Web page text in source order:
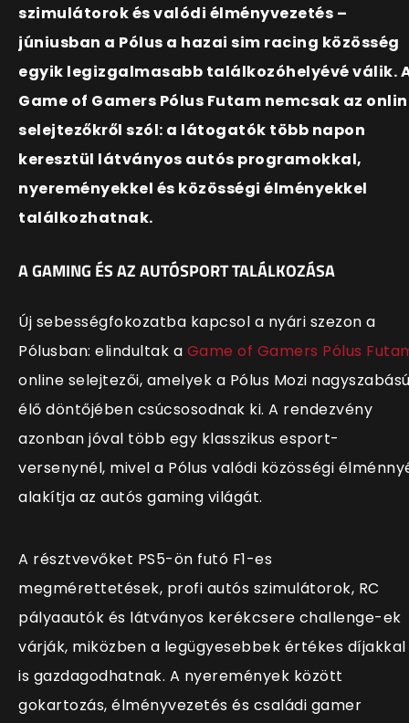
szimulátorok és valódi élményvezetés –
júniusban a Pólus a hazai sim racing közösség
egyik legizgalmasabb találkozóhelyévé válik.
Game of Gamers Pólus Futam nemcsak az
selejtezőkről szól: a látogatók több napon
keresztül látványos autós programokkal,
nyereményekkel és közösségi élményekkel
találkozhatnak.
A GAMING ÉS AZ AUTÓSPORT TALÁLKOZÁSA
Új sebességfokozatba kapcsol a nyári szezon a
Pólusban: elindultak a Game of Gamers Pólus
online selejtezői, amelyek a Pólus Mozi
élő döntőjében csúcsosodnak ki. A rendezvény
azonban jóval több egy klasszikus esport-
versenynél, mivel a Pólus valódi közösségi
alakítja az autós gaming világát.
A résztvevőket PS5-ön futó F1-es
megmérettetések, profi autós szimulátorok, RC
pályaautók és látványos kerékcsere challenge-ek
várják, miközben a legügyesebbek értékes díjakkal
is gazdagodhatnak. A nyeremények között
gokartozás, élményvezetés és családi gamer